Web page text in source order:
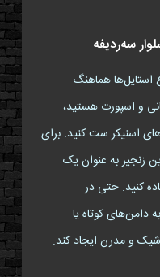
سه‌ردیفه
استایل‌ها هماهنگ
و اسپورت هستید،
اسنیکر ست کنید. برای
زنجیر به عنوان یک
کنید. حتی در
دامن‌های کوتاه یا
و مدرن ایجاد کند.